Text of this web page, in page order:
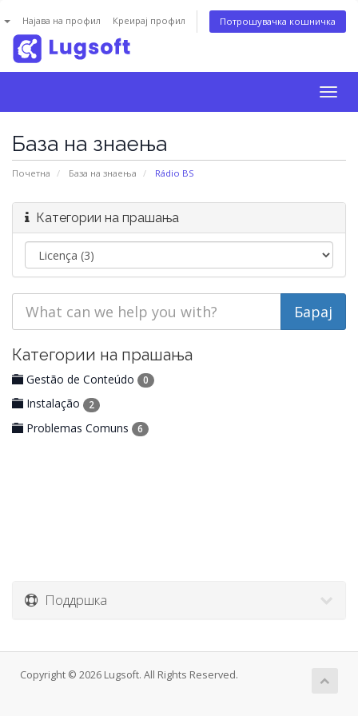
Најава на профил Креирај профил Потрошувачка кошничка
База на знаења
Почетна База на знаења Rádio BS
Категории на прашања
Категории на прашања
Gestão de Conteúdo 0
Instalação 2
Problemas Comuns 6
Поддршка
Copyright © 2026 Lugsoft. All Rights Reserved.